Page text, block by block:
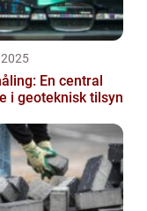
En central
i geoteknisk tilsyn